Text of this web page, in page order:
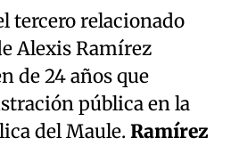
tercero relacionado
Alexis Ramírez
de 24 años que
pública en la
del Maule. Ramírez